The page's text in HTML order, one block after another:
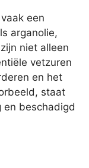
een
arganolie,
niet alleen
vetzuren
en het
staat
en beschadigd